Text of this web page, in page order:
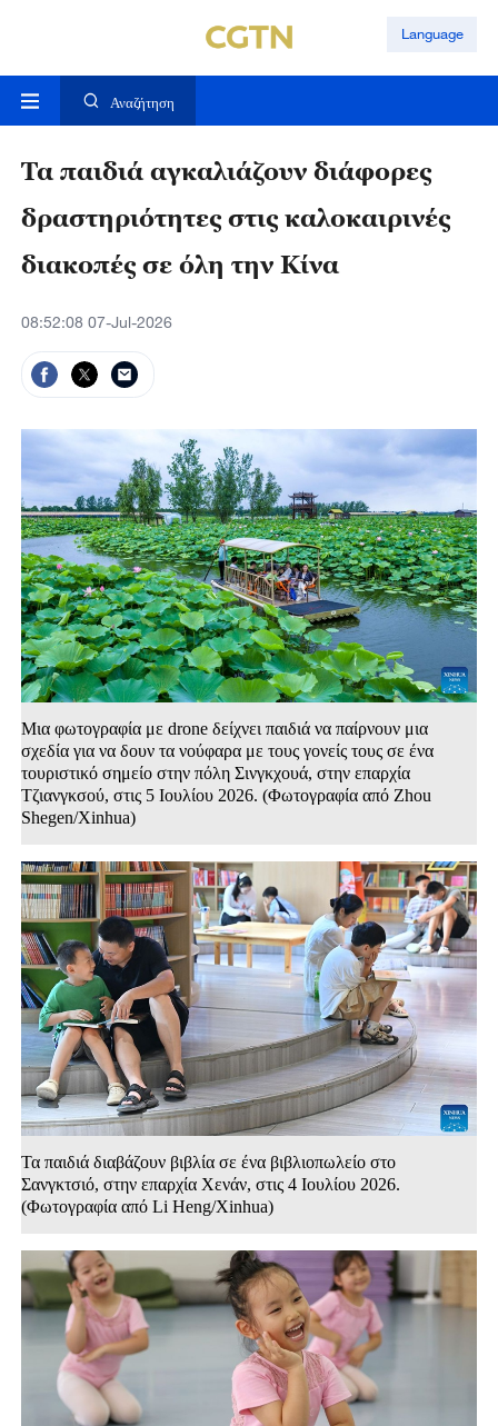
Language
Αναζήτηση
Τα παιδιά αγκαλιάζουν διάφορες
δραστηριότητες στις καλοκαιρινές
διακοπές σε όλη την Κίνα
08:52:08 07-Jul-2026
Μια φωτογραφία με drone δείχνει παιδιά να παίρνουν μια
σχεδία για να δουν τα νούφαρα με τους γονείς τους σε ένα
τουριστικό σημείο στην πόλη Σινγκχουά, στην επαρχία
Τζιανγκσού, στις 5 Ιουλίου 2026. (Φωτογραφία από Zhou
Shegen/Xinhua)
Τα παιδιά διαβάζουν βιβλία σε ένα βιβλιοπωλείο στο
Σανγκτσιό, στην επαρχία Χενάν, στις 4 Ιουλίου 2026.
(Φωτογραφία από Li Heng/Xinhua)